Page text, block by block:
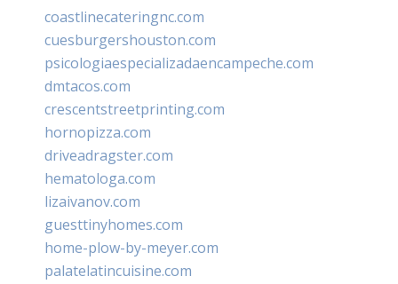
coastlinecateringnc.com
cuesburgershouston.com
psicologiaespecializadaencampeche.com
dmtacos.com
crescentstreetprinting.com
hornopizza.com
driveadragster.com
hematologa.com
lizaivanov.com
guesttinyhomes.com
home-plow-by-meyer.com
palatelatincuisine.com